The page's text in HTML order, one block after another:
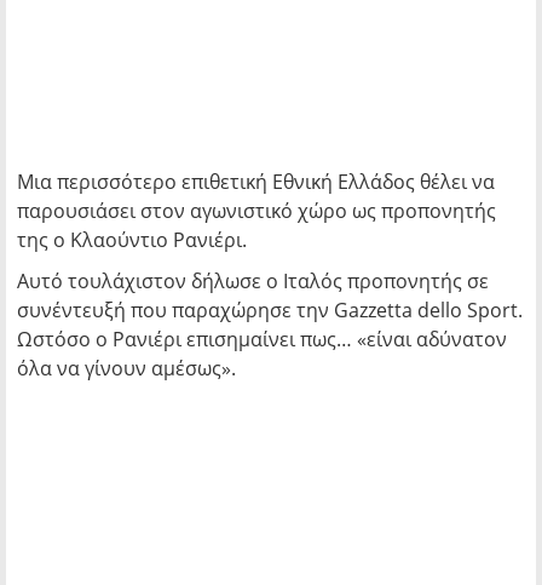
Μια περισσότερο επιθετική Εθνική Ελλάδος θέλει να
παρουσιάσει στον αγωνιστικό χώρο ως προπονητής
της ο Κλαούντιο Ρανιέρι.
Αυτό τουλάχιστον δήλωσε ο Ιταλός προπονητής σε
συνέντευξή που παραχώρησε την Gazzetta dello Sport.
Ωστόσο ο Ρανιέρι επισημαίνει πως… «είναι αδύνατον
όλα να γίνουν αμέσως».